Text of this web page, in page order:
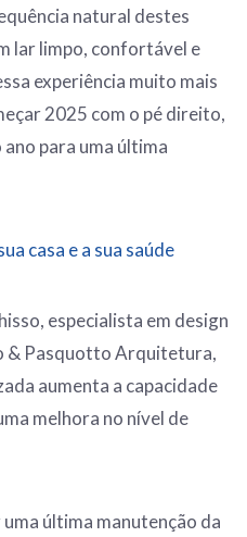
natural destes
lar limpo, confortável e
experiência muito mais
2025 com o pé direito,
para uma última
casa e a sua saúde
especialista em design
& Pasquotto Arquitetura,
aumenta a capacidade
melhora no nível de
última manutenção da